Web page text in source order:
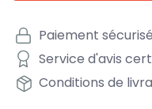
Paiement sécurisé
Service d'avis
Conditions de